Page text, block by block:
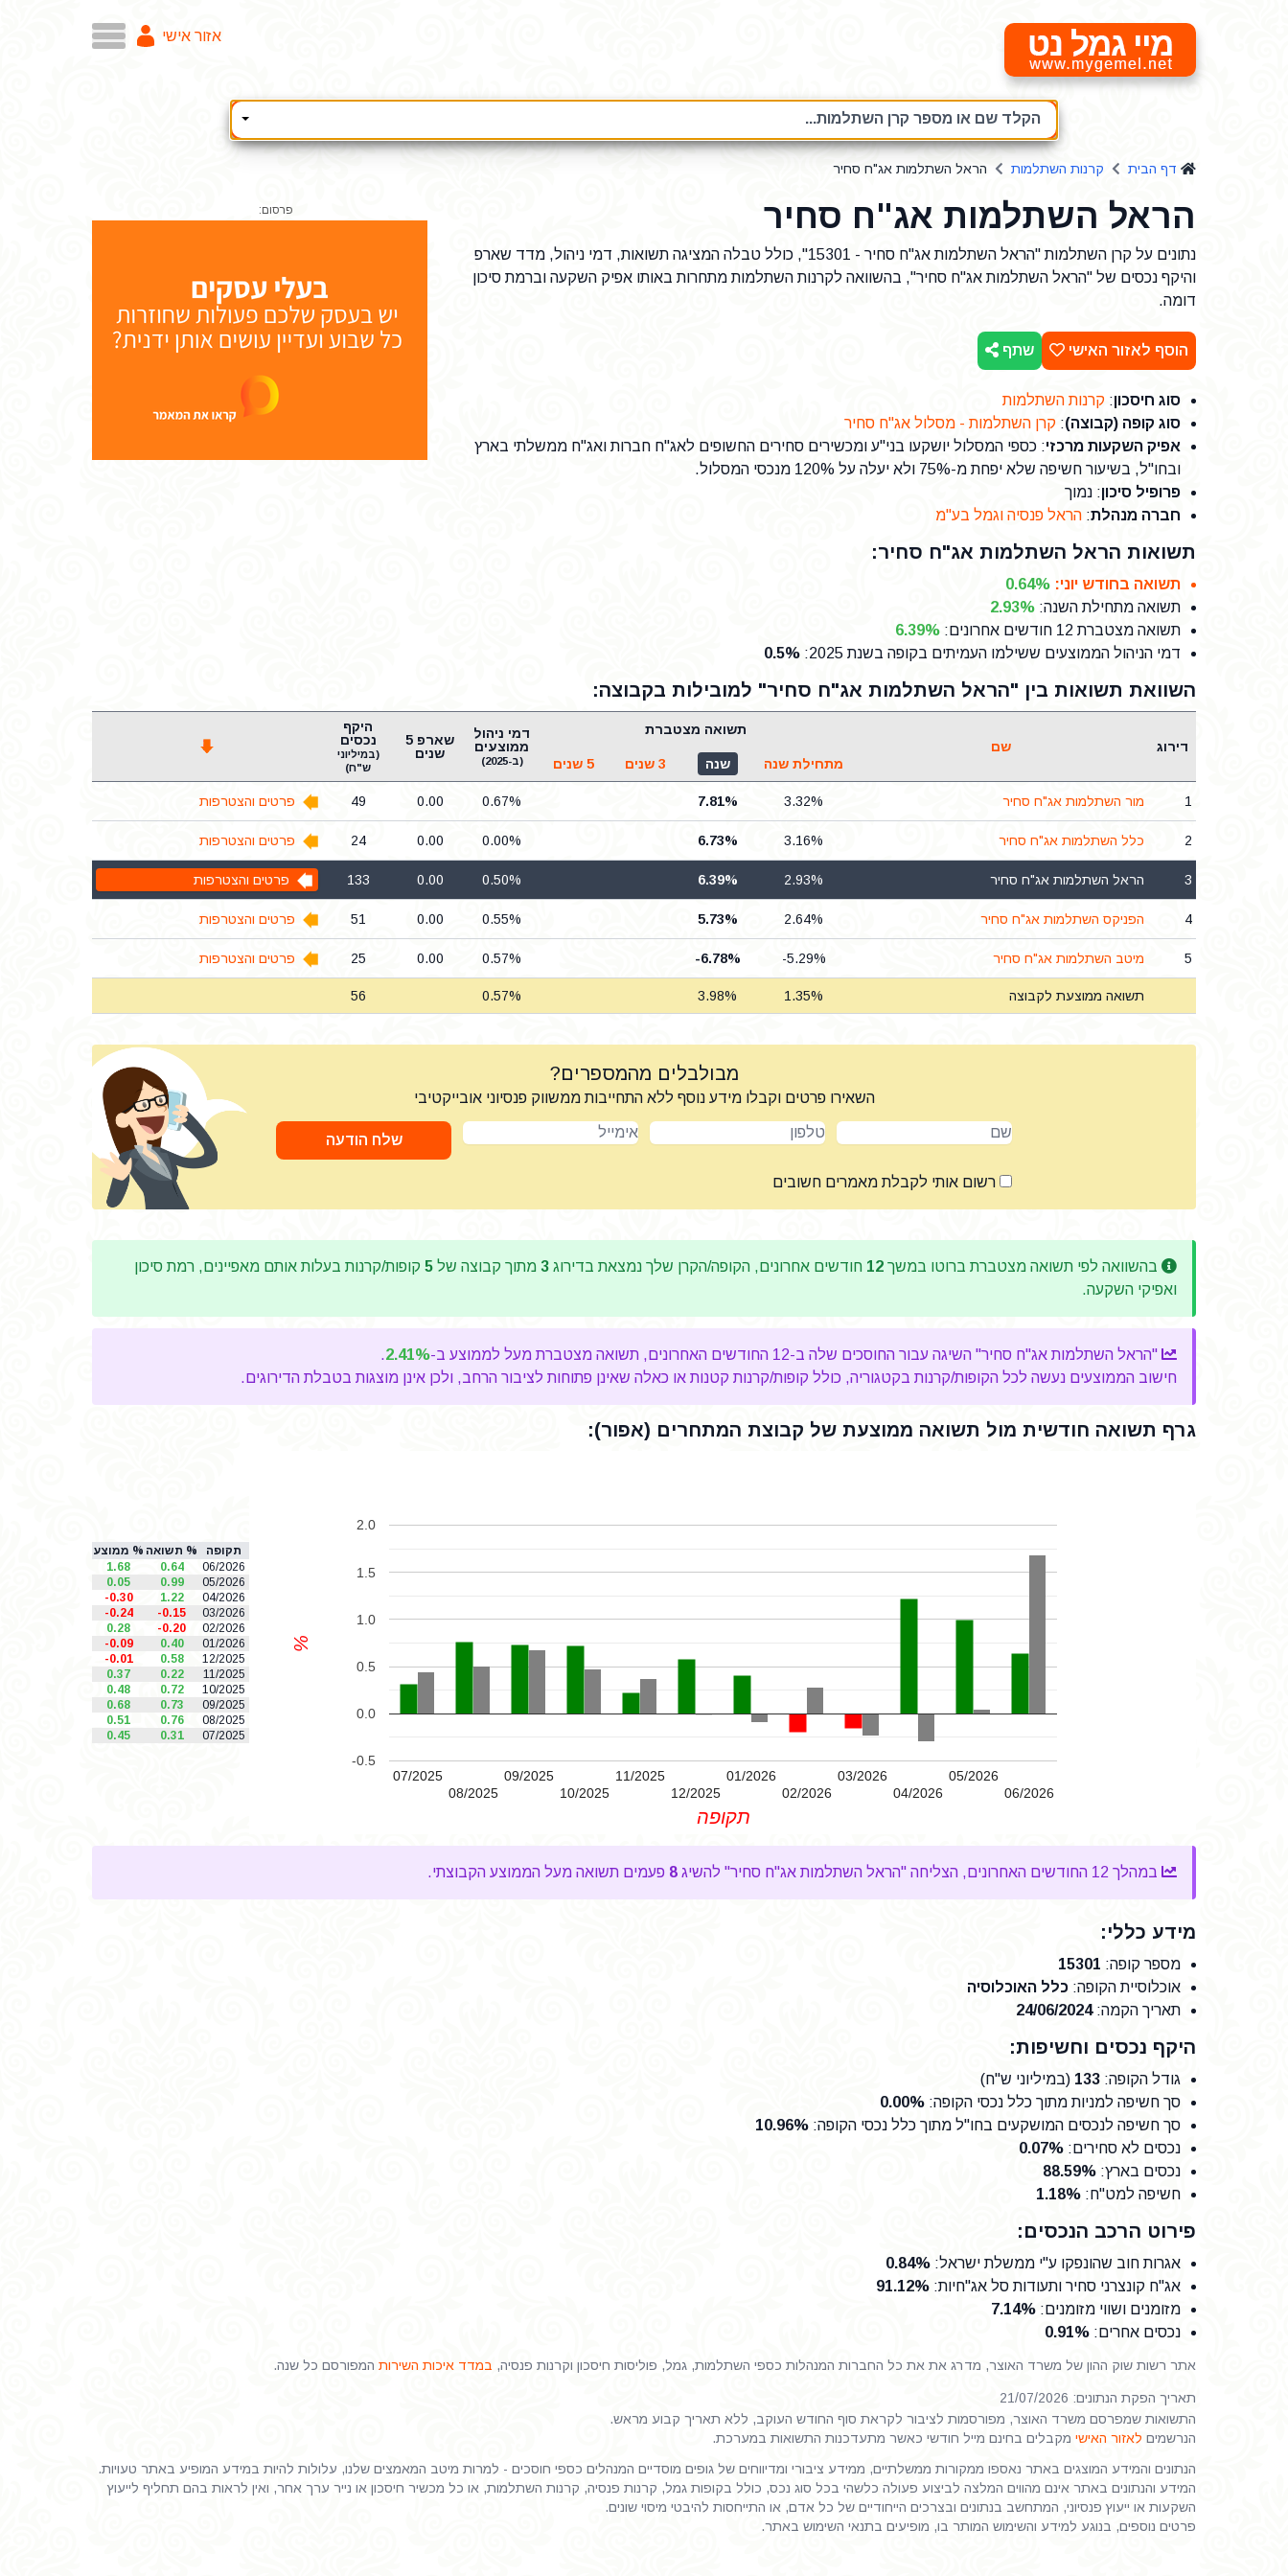
מיי גמל נט אזור אישי
הקלד שם או מספר קרן השתלמות...
דף הבית קרנות השתלמות הראל השתלמות אג"ח סחיר
הראל השתלמות אג"ח סחיר
נתונים על קרן השתלמות "הראל השתלמות אג"ח סחיר - 15301", כולל טבלה המציגה תשואות, דמי ניהול, מדד שארפ
והיקף נכסים של "הראל השתלמות אג"ח סחיר", בהשוואה לקרנות השתלמות מתחרות באותו אפיק השקעה וברמת סיכון
דומה.
הוסף לאזור האישי שתף
סוג חיסכון: קרנות השתלמות
סוג קופה (קבוצה): קרן השתלמות - מסלול אג"ח סחיר
אפיק השקעות מרכזי: כספי המסלול יושקעו בני"ע ומכשירים סחירים החשופים לאג"ח חברות ואג"ח ממשלתי בארץ
ובחו"ל, בשיעור חשיפה שלא יפחת מ-75% ולא יעלה על 120% מנכסי המסלול.
פרופיל סיכון: נמוך
חברה מנהלת: הראל פנסיה וגמל בע"מ
תשואות הראל השתלמות אג"ח סחיר:
תשואה בחודש יוני:
0.64%
תשואה מתחילת השנה:
2.93%
תשואה מצטברת 12 חודשים אחרונים
:
6.39%
דמי הניהול הממוצעים ששילמו העמיתים בקופה בשנת 2025
:
0.5%
פרסום:
השוואת תשואות בין "הראל השתלמות אג"ח סחיר" למובילות בקבוצה:
דירוג שם
תשואה מצטברת
דמי ניהול
ממוצעים
(ב-2025)
שארפ 5
שנים
היקף
נכסים
(במיליוני
ש"ח)
מתחילת שנה שנה 3 שנים 5 שנים
1 מור השתלמות אג"ח סחיר 3.32%
7.81%
0.67%
0.00
49 פרטים והצטרפות
2 כלל השתלמות אג"ח סחיר 3.16%
6.73%
0.00%
0.00
24 פרטים והצטרפות
3 הראל השתלמות אג"ח סחיר 2.93%
6.39%
0.50%
0.00
133 פרטים והצטרפות
4 הפניקס השתלמות אג"ח סחיר 2.64%
5.73%
0.55%
0.00
51 פרטים והצטרפות
5 מיטב השתלמות אג"ח סחיר -5.29%
-6.78%
0.57%
0.00
25 פרטים והצטרפות
תשואה ממוצעת לקבוצה 1.35%
3.98%
0.57%
56
מבולבלים מהמספרים?
השאירו פרטים וקבלו מידע נוסף ללא התחייבות ממשווק פנסיוני אובייקטיבי
שם טלפון אימייל
שלח הודעה
רשום אותי לקבלת מאמרים חשובים
בהשוואה לפי תשואה מצטברת ברוטו במשך 12 חודשים אחרונים, הקופה/הקרן שלך נמצאת בדירוג 3 מתוך קבוצה של 5 קופות/קרנות בעלות אותם מאפיינים, רמת סיכון
ואפיקי השקעה.
"הראל השתלמות אג"ח סחיר" השיגה עבור החוסכים שלה ב-12 החודשים האחרונים, תשואה מצטברת מעל לממוצע ב- 2.41%
.
חישוב הממוצעים נעשה לכל הקופות/קרנות בקטגוריה, כולל קופות/קרנות קטנות או כאלה שאינן פתוחות לציבור הרחב, ולכן אינן מוצגות בטבלת הדירוגים.
גרף תשואה חודשית מול תשואה ממוצעת של קבוצת המתחרים (אפור):
07/2025
08/2025
09/2025
10/2025
11/2025
12/2025
01/2026
02/2026
03/2026
04/2026
05/2026
06/2026
-0.5
0.0
0.5
1.0
1.5
2.0
תקופה
%
תקופה % תשואה % ממוצע
06/2026
0.64
1.68
05/2026
0.99
0.05
04/2026
1.22
-0.30
03/2026
-0.15
-0.24
02/2026
-0.20
0.28
01/2026
0.40
-0.09
12/2025
0.58
-0.01
11/2025
0.22
0.37
10/2025
0.72
0.48
09/2025
0.73
0.68
08/2025
0.76
0.51
07/2025
0.31
0.45
במהלך 12 החודשים האחרונים, הצליחה "הראל השתלמות אג"ח סחיר" להשיג 8 פעמים תשואה מעל הממוצע הקבוצתי.
מידע כללי:
מספר קופה:
15301
אוכלוסיית הקופה: כלל האוכלוסיה
תאריך הקמה:
24/06/2024
היקף נכסים וחשיפות:
גודל הקופה:
133 (במיליוני ש"ח)
סך חשיפה למניות מתוך כלל נכסי הקופה:
0.00%
סך חשיפה לנכסים המושקעים בחו"ל מתוך כלל נכסי הקופה:
10.96%
נכסים לא סחירים:
0.07%
נכסים בארץ:
88.59%
חשיפה למט"ח:
1.18%
פירוט הרכב הנכסים:
אגרות חוב שהונפקו ע"י ממשלת ישראל:
0.84%
אג"ח קונצרני סחיר ותעודות סל אג"חיות:
91.12%
מזומנים ושווי מזומנים:
7.14%
נכסים אחרים:
0.91%
אתר רשות שוק ההון של משרד האוצר, מדרג את את כל החברות המנהלות כספי השתלמות, גמל, פוליסות חיסכון וקרנות פנסיה, במדד איכות השירות המפורסם כל שנה.
תאריך הפקת הנתונים: 21/07/2026
התשואות שמפרסם משרד האוצר, מפורסמות לציבור לקראת סוף החודש העוקב, ללא תאריך קבוע מראש.
הנרשמים לאזור האישי מקבלים בחינם מייל חודשי כאשר מתעדכנות התשואות במערכת.
הנתונים והמידע המוצגים באתר נאספו ממקורות ממשלתיים, ממידע ציבורי ומדיווחים של גופים מוסדיים המנהלים כספי חוסכים - למרות מיטב המאמצים שלנו, עלולות להיות במידע המופיע באתר טעויות.
המידע והנתונים באתר אינם מהווים המלצה לביצוע פעולה כלשהי בכל סוג נכס, כולל בקופות גמל, קרנות פנסיה, קרנות השתלמות, או כל מכשיר חיסכון או נייר ערך אחר, ואין לראות בהם תחליף לייעוץ
השקעות או ייעוץ פנסיוני, המתחשב בנתונים ובצרכים הייחודיים של כל אדם, או התייחסות להיבטי מיסוי שונים.
פרטים נוספים, בנוגע למידע והשימוש המותר בו, מופיעים בתנאי השימוש באתר.